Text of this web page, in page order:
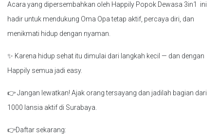
Acara yang dipersembahkan oleh Happily Popok Dewasa 3in1 ini
hadir untuk mendukung Oma Opa tetap aktif, percaya diri, dan
menikmati hidup dengan nyaman.
✨ Karena hidup sehat itu dimulai dari langkah kecil — dan dengan
Happily semua jadi easy.
👉 Jangan lewatkan! Ajak orang tersayang dan jadilah bagian dari
1000 lansia aktif di Surabaya.
👉Daftar sekarang: